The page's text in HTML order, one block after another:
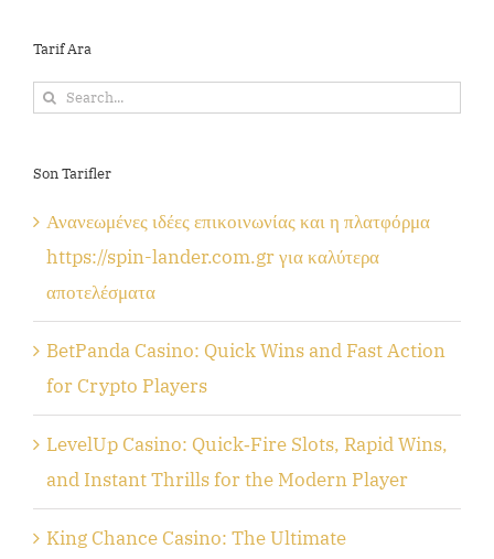
Tarif Ara
Search
Son Tarifler
Ανανεωμένες ιδέες επικοινωνίας και η πλατφόρμα
https://spin-lander.com.gr για καλύτερα
αποτελέσματα
BetPanda Casino: Quick Wins and Fast Action
for Crypto Players
LevelUp Casino: Quick‑Fire Slots, Rapid Wins,
and Instant Thrills for the Modern Player
King Chance Casino: The Ultimate